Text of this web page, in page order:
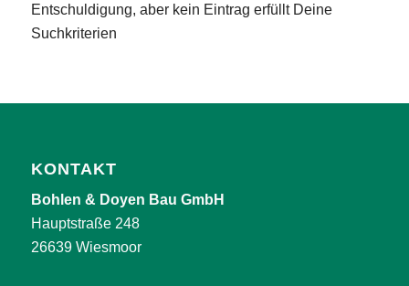
Entschuldigung, aber kein Eintrag erfüllt Deine
Suchkriterien
KONTAKT
Bohlen & Doyen Bau GmbH
Hauptstraße 248
26639 Wiesmoor